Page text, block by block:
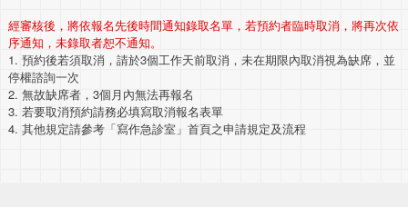
經審核後，將依報名先後時間通知錄取名單，若預約者臨時取消，將再次依
序通知，未錄取者恕不通知。
1. 預約後若須取消，請於3個工作天前取消，未在期限內取消視為缺席，並
停權諮詢一次
2. 無故缺席者，3個月內無法再報名
3. 若要取消預約請務必填寫取消報名表單
4. 其他規定請參考「寫作急診室」首頁之申請規定及流程